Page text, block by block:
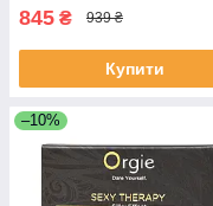
845 ₴ 939 ₴
Купити
–10%